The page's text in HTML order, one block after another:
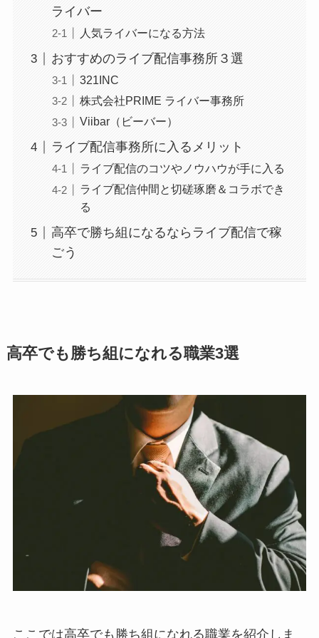
ライバー
人気ライバーになる方法
おすすめのライブ配信事務所３選
321INC
株式会社PRIME ライバー事務所
Viibar（ビーバー）
ライブ配信事務所に入るメリット
ライブ配信のコツやノウハウが手に入る
ライブ配信仲間と切磋琢磨＆コラボでき
る
高卒で勝ち組になるならライブ配信で稼
ごう
高卒でも勝ち組になれる職業3選
ここでは高卒でも勝ち組になれる職業を紹介しま